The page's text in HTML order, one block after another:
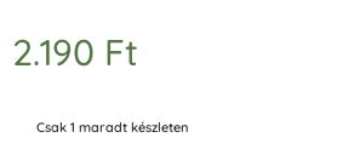
2.190 Ft
Csak 1 maradt készleten